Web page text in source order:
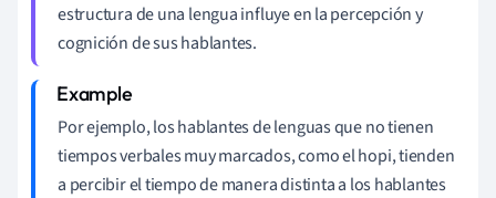
estructura de una lengua influye en la percepción y
cognición de sus hablantes.
Por ejemplo, los hablantes de lenguas que no tienen
tiempos verbales muy marcados, como el hopi, tienden
a percibir el tiempo de manera distinta a los hablantes